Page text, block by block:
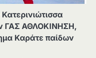
ΓΑΣ ΑΘΛΟΚΙΝΗΣΗ,
Καράτε παίδων